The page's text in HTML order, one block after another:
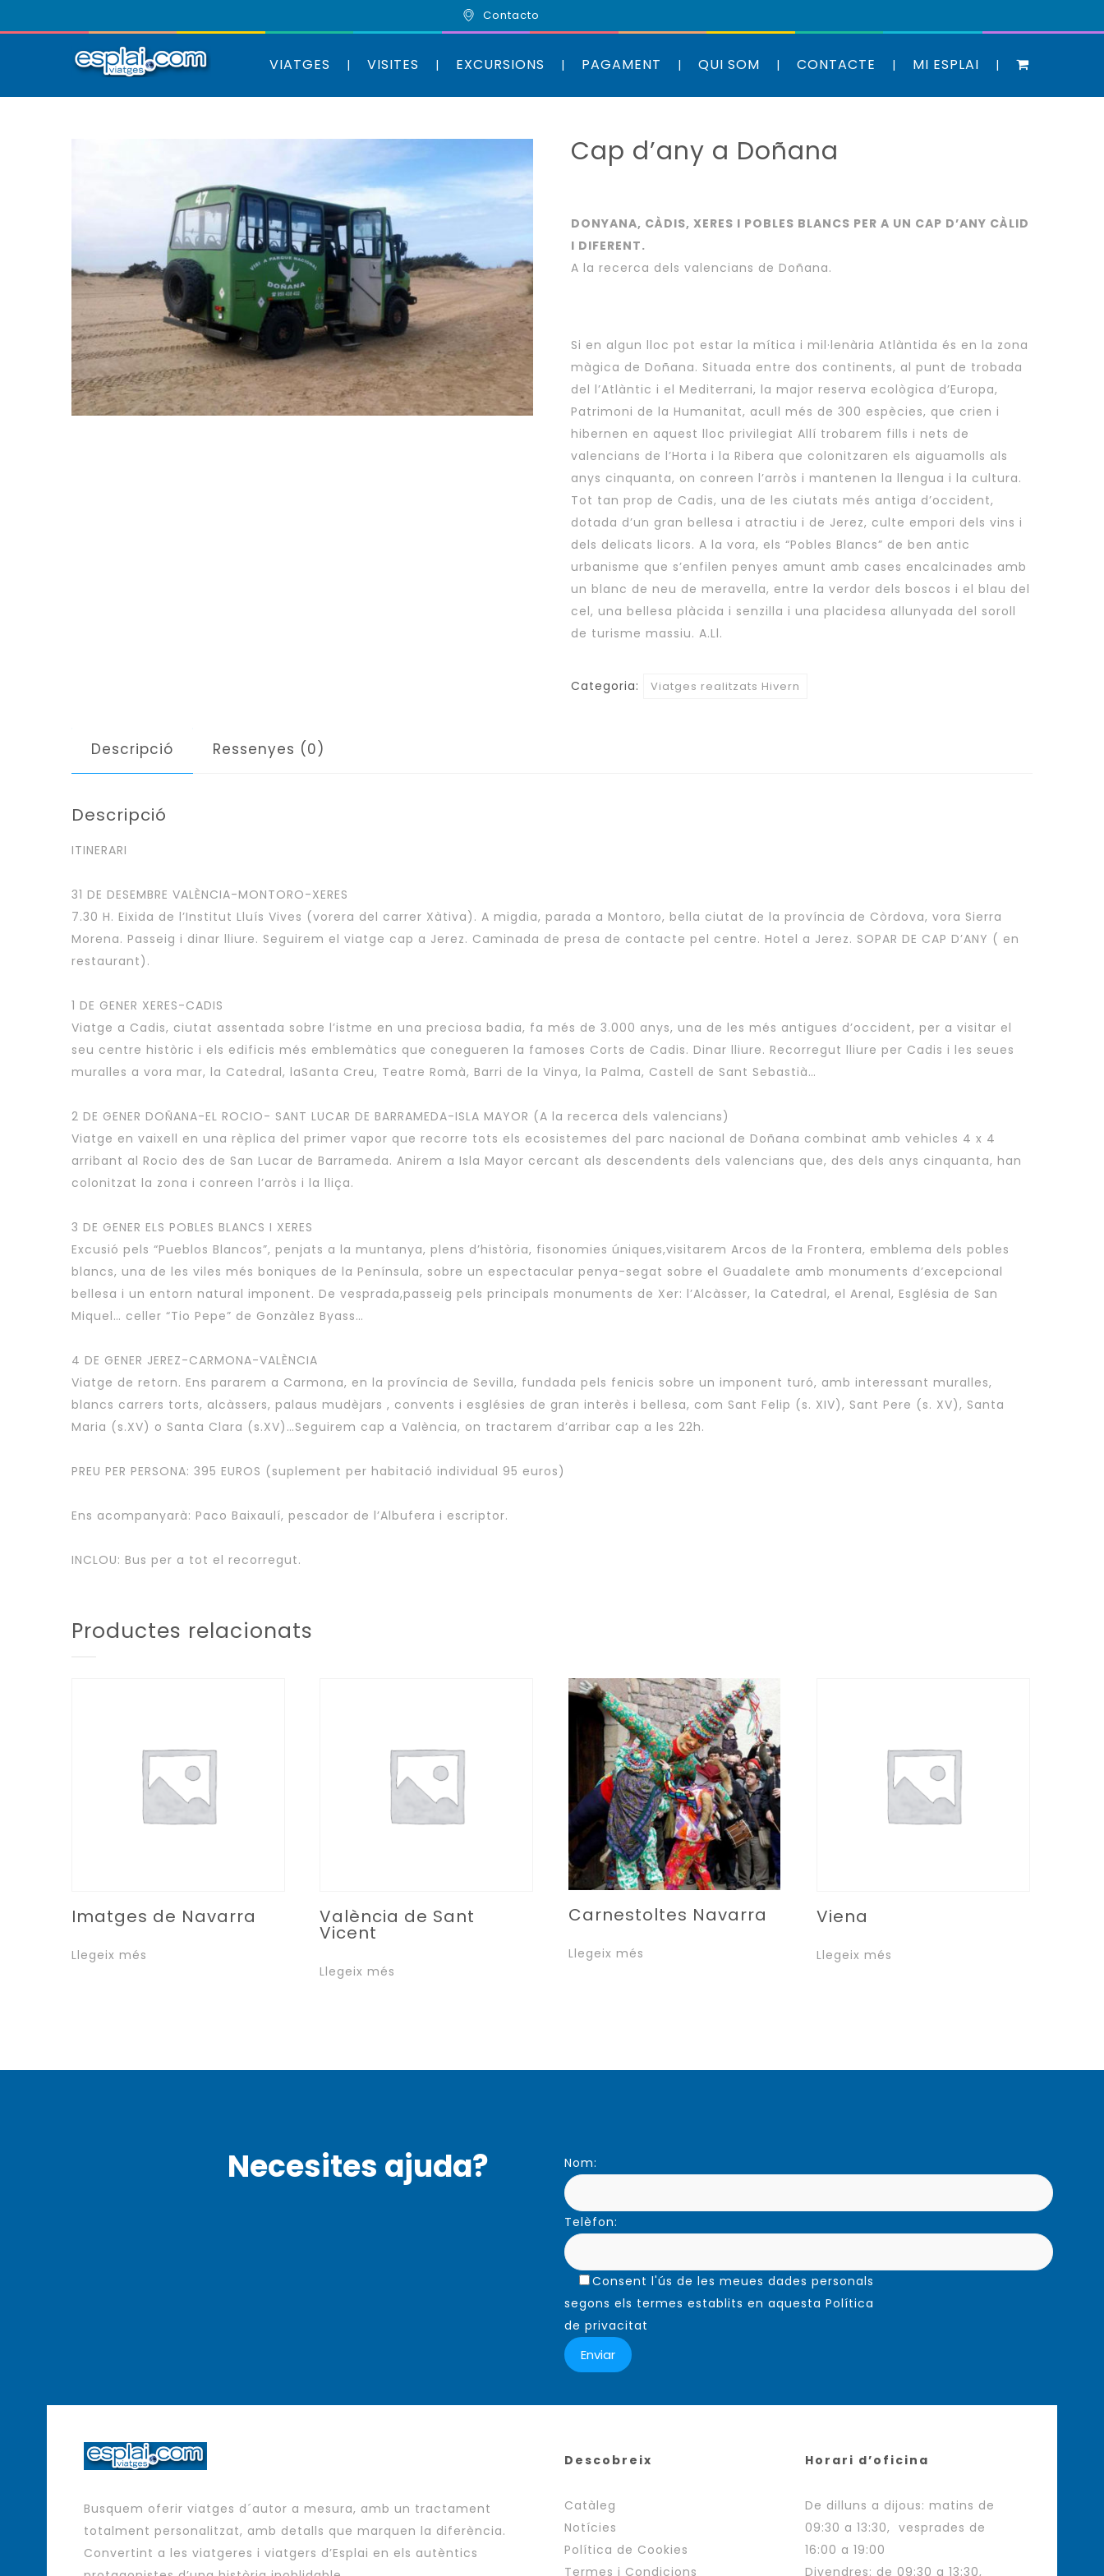
Contacto
VIATGES VISITES EXCURSIONS PAGAMENT QUI SOM CONTACTE MI ESPLAI
Cap d’any a Doñana
DONYANA, CÀDIS, XERES I POBLES BLANCS PER A UN CAP D’ANY CÀLID
I DIFERENT.
A la recerca dels valencians de Doñana.
Si en algun lloc pot estar la mítica i mil·lenària Atlàntida és en la zona
màgica de Doñana. Situada entre dos continents, al punt de trobada
del l’Atlàntic i el Mediterrani, la major reserva ecològica d’Europa,
Patrimoni de la Humanitat, acull més de 300 espècies, que crien i
hibernen en aquest lloc privilegiat Allí trobarem fills i nets de
valencians de l’Horta i la Ribera que colonitzaren els aiguamolls als
anys cinquanta, on conreen l’arròs i mantenen la llengua i la cultura.
Tot tan prop de Cadis, una de les ciutats més antiga d’occident,
dotada d’un gran bellesa i atractiu i de Jerez, culte empori dels vins i
dels delicats licors. A la vora, els “Pobles Blancs” de ben antic
urbanisme que s’enfilen penyes amunt amb cases encalcinades amb
un blanc de neu de meravella, entre la verdor dels boscos i el blau del
cel, una bellesa plàcida i senzilla i una placidesa allunyada del soroll
de turisme massiu. A.Ll.
Categoria: Viatges realitzats Hivern
Descripció Ressenyes (0)
Descripció
ITINERARI
31 DE DESEMBRE VALÈNCIA-MONTORO-XERES
7.30 H. Eixida de l’Institut Lluís Vives (vorera del carrer Xàtiva). A migdia, parada a Montoro, bella ciutat de la província de Còrdova, vora Sierra
Morena. Passeig i dinar lliure. Seguirem el viatge cap a Jerez. Caminada de presa de contacte pel centre. Hotel a Jerez. SOPAR DE CAP D’ANY ( en
restaurant).
1 DE GENER XERES-CADIS
Viatge a Cadis, ciutat assentada sobre l’istme en una preciosa badia, fa més de 3.000 anys, una de les més antigues d’occident, per a visitar el
seu centre històric i els edificis més emblemàtics que conegueren la famoses Corts de Cadis. Dinar lliure. Recorregut lliure per Cadis i les seues
muralles a vora mar, la Catedral, laSanta Creu, Teatre Romà, Barri de la Vinya, la Palma, Castell de Sant Sebastià…
2 DE GENER DOÑANA-EL ROCIO- SANT LUCAR DE BARRAMEDA-ISLA MAYOR (A la recerca dels valencians)
Viatge en vaixell en una rèplica del primer vapor que recorre tots els ecosistemes del parc nacional de Doñana combinat amb vehicles 4 x 4
arribant al Rocio des de San Lucar de Barrameda. Anirem a Isla Mayor cercant als descendents dels valencians que, des dels anys cinquanta, han
colonitzat la zona i conreen l’arròs i la lliça.
3 DE GENER ELS POBLES BLANCS I XERES
Excusió pels “Pueblos Blancos”, penjats a la muntanya, plens d’història, fisonomies úniques,visitarem Arcos de la Frontera, emblema dels pobles
blancs, una de les viles més boniques de la Península, sobre un espectacular penya-segat sobre el Guadalete amb monuments d’excepcional
bellesa i un entorn natural imponent. De vesprada,passeig pels principals monuments de Xer: l’Alcàsser, la Catedral, el Arenal, Església de San
Miquel… celler “Tio Pepe” de Gonzàlez Byass…
4 DE GENER JEREZ-CARMONA-VALÈNCIA
Viatge de retorn. Ens pararem a Carmona, en la província de Sevilla, fundada pels fenicis sobre un imponent turó, amb interessant muralles,
blancs carrers torts, alcàssers, palaus mudèjars , convents i esglésies de gran interès i bellesa, com Sant Felip (s. XIV), Sant Pere (s. XV), Santa
Maria (s.XV) o Santa Clara (s.XV)…Seguirem cap a València, on tractarem d’arribar cap a les 22h.
PREU PER PERSONA: 395 EUROS (suplement per habitació individual 95 euros)
Ens acompanyarà: Paco Baixaulí, pescador de l’Albufera i escriptor.
INCLOU: Bus per a tot el recorregut.
Productes relacionats
Imatges de Navarra
Llegeix més
València de Sant
Vicent
Llegeix més
Carnestoltes Navarra
Llegeix més
Viena
Llegeix més
Necesites ajuda? Nom:
Telèfon:
Consent l'ús de les meues dades personals
segons els termes establits en aquesta Política
de privacitat
Busquem oferir viatges d´autor a mesura, amb un tractament
totalment personalitzat, amb detalls que marquen la diferència.
Convertint a les viatgeres i viatgers d’Esplai en els autèntics
Descobreix
Catàleg
Notícies
Política de Cookies
Termes i Condicions
Horari d’oficina
De dilluns a dijous: matins de
09:30 a 13:30, vesprades de
16:00 a 19:00
Divendres: de 09:30 a 13:30,